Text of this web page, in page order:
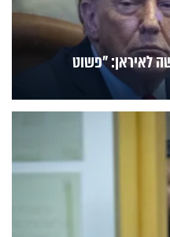
לאיראן: "פשוט